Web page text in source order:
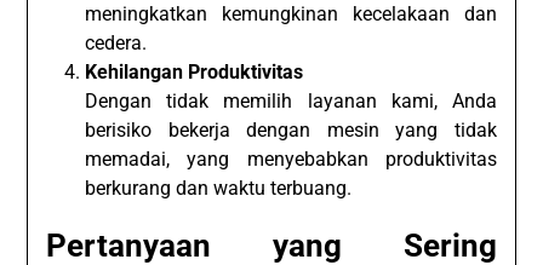
meningkatkan kemungkinan kecelakaan dan
cedera.
Kehilangan Produktivitas
Dengan tidak memilih layanan kami, Anda
berisiko bekerja dengan mesin yang tidak
memadai, yang menyebabkan produktivitas
berkurang dan waktu terbuang.
Pertanyaan yang Sering